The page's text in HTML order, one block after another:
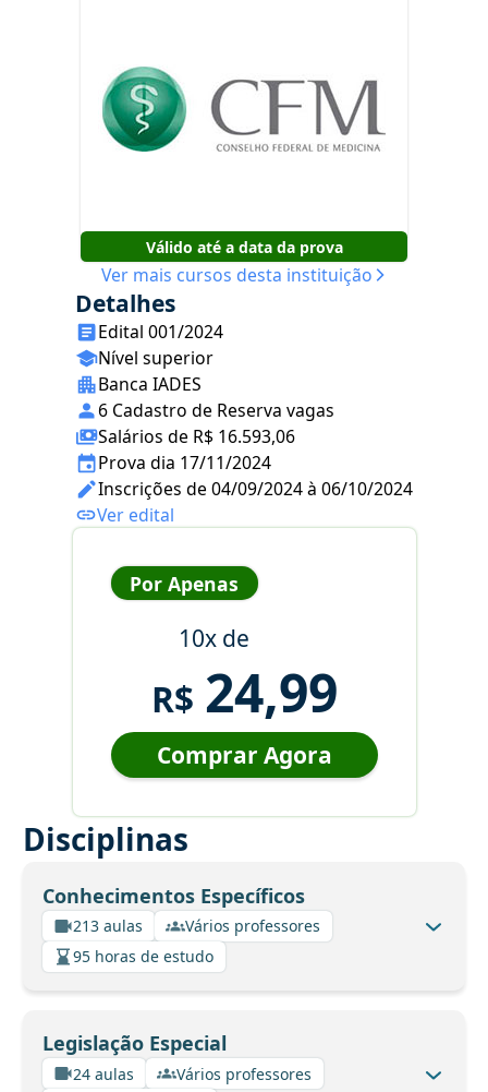
Válido até a data da prova
Ver mais cursos desta instituição
Detalhes
Edital 001/2024
Nível superior
Banca IADES
6 Cadastro de Reserva vagas
Salários de R$ 16.593,06
Prova dia 17/11/2024
Inscrições de 04/09/2024 à 06/10/2024
Ver edital
Por Apenas
10x de
R$ 24,99
Comprar Agora
Disciplinas
Conhecimentos Específicos
213 aulas
Vários professores
95 horas de estudo
Legislação Especial
24 aulas
Vários professores